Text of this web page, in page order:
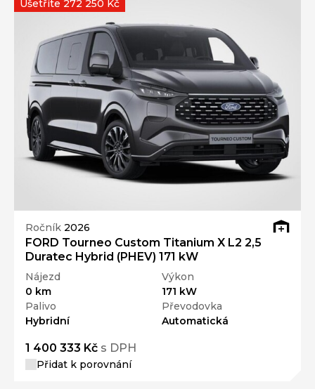
Ročník 2026
FORD Tourneo Custom Titanium X L2 2,5
Duratec Hybrid (PHEV) 171 kW
Nájezd
0 km
Výkon
171 kW
Palivo
Hybridní
Převodovka
Automatická
1 400 333 Kč s DPH
Přidat k porovnání
Ušetříte 272 250 Kč